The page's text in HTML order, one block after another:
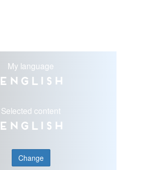
My language
English
Selected content
English
Change